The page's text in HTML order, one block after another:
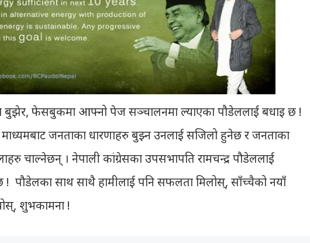
बुझेर, फेसबुकमा आफ्नो पेज सञ्चालनमा ल्याएका पौडेललाई बधाइ छ !
जनताका धारणाहरु बुझ्न उनलाई सजिलो हुनेछ र जनताका
चाल्नेछन् । नेपाली कांग्रेसका उपसभापति रामचन्द्र पौडेललाई
! पौडेलका साथ साथै हामीलाई पनि सफलता मिलोस्, साँच्चैको नयाँ
शुभकामना !